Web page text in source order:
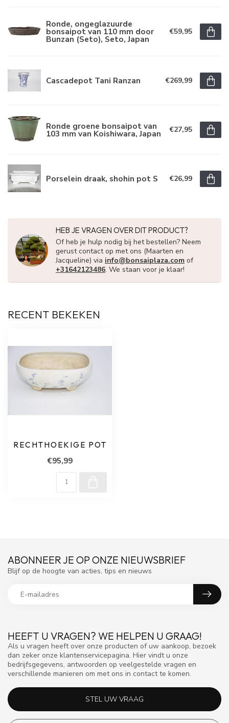
Ronde, ongeglazuurde
bonsaipot van 110 mm door
Bunzan (Seto), Seto, Japan
€59,95
Cascadepot Tani Ranzan €269,99
Ronde groene bonsaipot van
103 mm van Koishiwara, Japan €27,95
Porselein draak, shohin pot S €26,99
HEB JE VRAGEN OVER DIT PRODUCT?
Of heb je hulp nodig bij het bestellen? Neem
gerust contact op met ons (Maarten en
Jacqueline) via info@bonsaiplaza.com of
+31642123486. We staan voor je klaar!
RECENT BEKEKEN
RECHTHOEKIGE POT
€95,99
HEEFT U VRAGEN? WE HELPEN U GRAAG!
Als u vragen heeft over onze producten of uw aankoop, bezoek
dan zeker onze klantenservicepagina. Hier vindt u onze
bedrijfsgegevens, antwoorden op veelgestelde vragen en
verschillende manieren om met ons in contact te komen.
STEL UW VRAAG
ABONNEER JE OP ONZE NIEUWSBRIEF
Blijf op de hoogte van acties, tips en nieuws